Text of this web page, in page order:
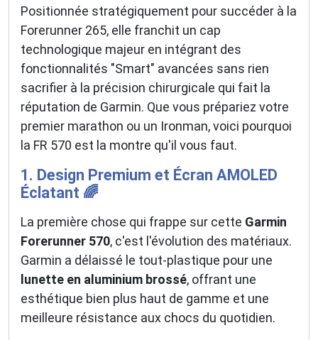
Positionnée stratégiquement pour succéder à la
Forerunner 265, elle franchit un cap
technologique majeur en intégrant des
fonctionnalités "Smart" avancées sans rien
sacrifier à la précision chirurgicale qui fait la
réputation de Garmin. Que vous prépariez votre
premier marathon ou un Ironman, voici pourquoi
la FR 570 est la montre qu'il vous faut.
1. Design Premium et Écran AMOLED
Éclatant 🌈
La première chose qui frappe sur cette Garmin
Forerunner 570, c'est l'évolution des matériaux.
Garmin a délaissé le tout-plastique pour une
lunette en aluminium brossé, offrant une
esthétique bien plus haut de gamme et une
meilleure résistance aux chocs du quotidien.